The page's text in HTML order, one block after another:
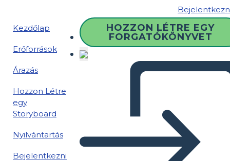
Kezdőlap
Erőforrások
Árazás
Hozzon Létre
egy
Storyboard
Nyilvántartás
Bejelentkezni
HOZZON LÉTRE EGY
FORGATÓKÖNYVET